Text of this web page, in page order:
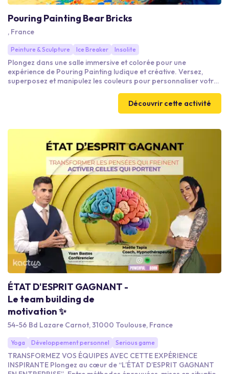
Pouring Painting Bear Bricks
, France
Peinture & Sculpture Ice Breaker Insolite
Plongez dans une salle immersive et colorée pour une
expérience de Pouring Painting ludique et créative. Versez,
superposez et manipulez les couleurs pour personnaliser votre
exposer chez vous. Tout le matériel est fourni : laissez les teintes
se mélanger et repartez avec votre ourson.
Découvrir cette activité
ÉTAT D'ESPRIT GAGNANT -
Le team building de
motivation ✨
54-56 Bd Lazare Carnot, 31000 Toulouse, France
Yoga Développement personnel Serious game
TRANSFORMEZ VOS ÉQUIPES AVEC CETTE EXPÉRIENCE
INSPIRANTE Plongez au cœur de “L’ÉTAT D’ESPRIT GAGNANT